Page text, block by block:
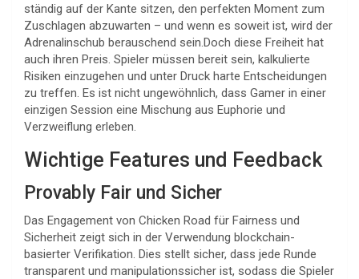
ständig auf der Kante sitzen, den perfekten Moment zum
Zuschlagen abzuwarten – und wenn es soweit ist, wird der
Adrenalinschub berauschend sein.Doch diese Freiheit hat
auch ihren Preis. Spieler müssen bereit sein, kalkulierte
Risiken einzugehen und unter Druck harte Entscheidungen
zu treffen. Es ist nicht ungewöhnlich, dass Gamer in einer
einzigen Session eine Mischung aus Euphorie und
Verzweiflung erleben.
Wichtige Features und Feedback
Provably Fair und Sicher
Das Engagement von Chicken Road für Fairness und
Sicherheit zeigt sich in der Verwendung blockchain-
basierter Verifikation. Dies stellt sicher, dass jede Runde
transparent und manipulationssicher ist, sodass die Spieler